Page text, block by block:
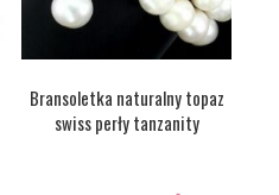
Bransoletka naturalny topaz
swiss perły tanzanity